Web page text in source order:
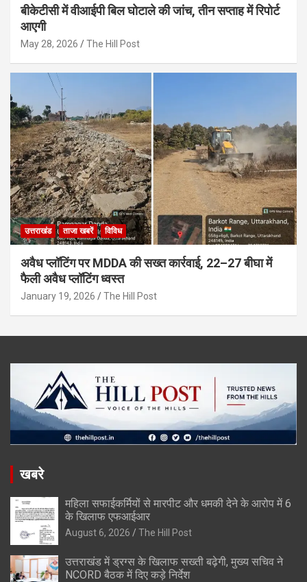
बीकेटीसी में वीआईपी बिल घोटाले की जांच, तीन सप्ताह में रिपोर्ट
आएगी
May 28, 2026 The Hill Post
उत्तराखंड ताजा खबरें विविध
अवैध प्लॉटिंग पर MDDA की सख्त कार्रवाई, 22–27 बीघा में
फैली अवैध प्लॉटिंग ध्वस्त
January 19, 2026 The Hill Post
खबरे
महिला सफाईकर्मियों से मारपीट और धमकी देने के आरोप में 6
के खिलाफ एफआईआर
August 6, 2026 The Hill Post
उत्तराखंड में ड्रग्स के खिलाफ सख्ती बढ़ेगी, मुख्य सचिव ने
NCORD बैठक में दिए कड़े निर्देश